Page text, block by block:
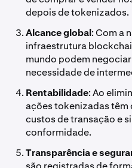
depois de tokenizados.
Alcance global: Com a
infraestrutura
mundo podem
necessidade de
Rentabilidade: Ao
ações tokenizadas
custos de transação e
conformidade.
Transparência e